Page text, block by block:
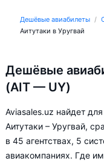
Дешёвые авиабилеты
Аитутаки в Уругвай
Дешёвые
(AIT — UY)
Aviasales.uz найдет
Аитутаки – Уругвай,
в 45 агентствах, 5
авиакомпаниях. Где